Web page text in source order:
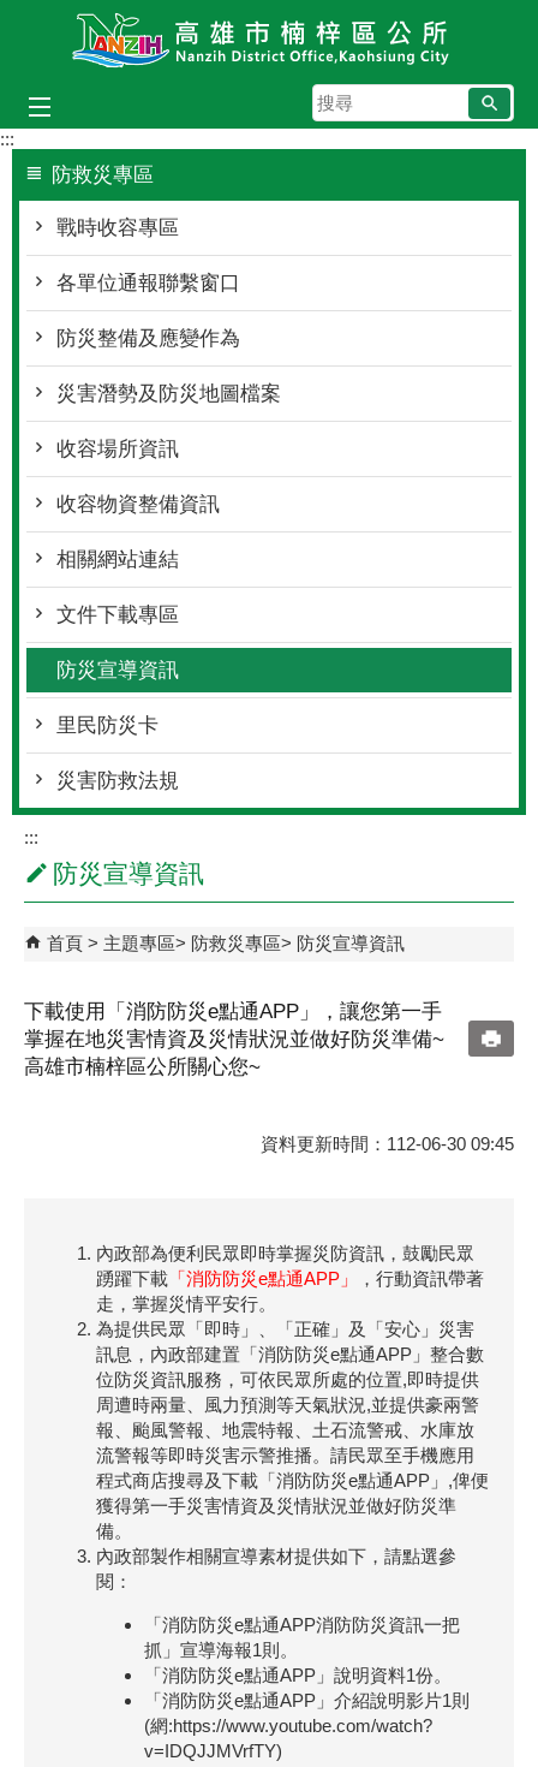
跳到主要內容區塊
搜
尋
:::
防救災專區
戰時收容專區
各單位通報聯繫窗口
防災整備及應變作為
災害潛勢及防災地圖檔案
收容場所資訊
收容物資整備資訊
相關網站連結
文件下載專區
防災宣導資訊
里民防災卡
災害防救法規
:::
防災宣導資訊
首頁 主題專區 防救災專區 防災宣導資訊
下載使用「消防防災e點通APP」，讓您第一手
掌握在地災害情資及災情狀況並做好防災準備~
高雄市楠梓區公所關心您~
資料更新時間：112-06-30 09:45
內政部為便利民眾即時掌握災防資訊，鼓勵民眾
踴躍下載 「消防防災e點通APP」
，行動資訊帶著
走，掌握災情平安行。
為提供民眾「即時」、「正確」及「安心」災害
訊息，內政部建置「消防防災e點通APP」整合數
位防災資訊服務，可依民眾所處的位置,即時提供
周遭時兩量、風力預測等天氣狀況,並提供豪兩警
報、颱風警報、地震特報、土石流警戒、水庫放
流警報等即時災害示警推播。請民眾至手機應用
程式商店搜尋及下載「消防防災e點通APP」,俾便
獲得第一手災害情資及災情狀況並做好防災準
備。
內政部製作相關宣導素材提供如下，請點選參
閱：
「消防防災e點通APP消防防災資訊一把
抓」宣導海報1則。
「消防防災e點通APP」說明資料1份。
「消防防災e點通APP」介紹說明影片1則
(網:https://www.youtube.com/watch?
v=IDQJJMVrfTY)